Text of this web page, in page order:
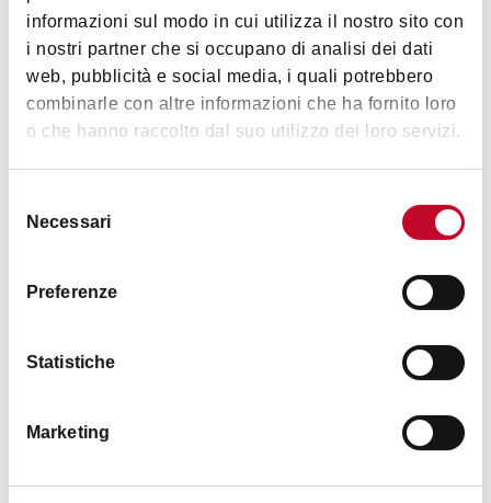
informazioni sul modo in cui utilizza il nostro sito con
i nostri partner che si occupano di analisi dei dati
web, pubblicità e social media, i quali potrebbero
combinarle con altre informazioni che ha fornito loro
o che hanno raccolto dal suo utilizzo dei loro servizi.
delNecessari
Preferenze
Statistiche
Marketing
Immagini